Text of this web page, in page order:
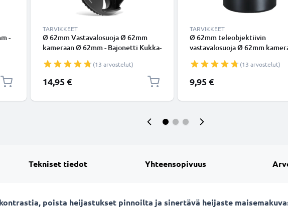
-
TARVIKKEET
Ø 62mm Vastavalosuoja Ø 62mm
kameraan Ø 62mm - Bajonetti Kukka-
vastavalosuoja tuotemerkiltä
CELLONIC
(13 arvostelut)
14,95 €
TARVIKKEET
Ø 62mm teleobjektiivin
vastavalosuoja Ø 62mm
suodinkierteeseen kiinnitettävä
pyöreä vastavalosuoja
CELLONIC
(13 arvostelut)
9,95 €
Tekniset tiedot Yhteensopivuus
poista heijastukset pinnoilta ja sinertävä heijaste